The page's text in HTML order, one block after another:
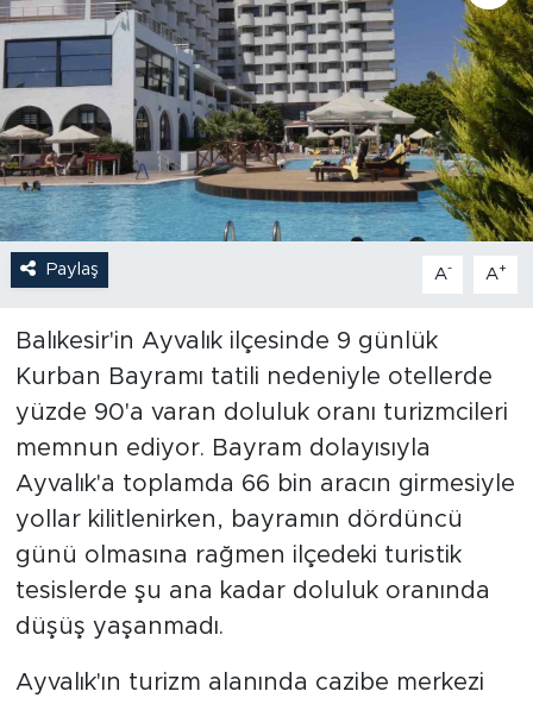
Paylaş A- A+
Balıkesir'in Ayvalık ilçesinde 9 günlük
Kurban Bayramı tatili nedeniyle otellerde
yüzde 90'a varan doluluk oranı turizmcileri
memnun ediyor. Bayram dolayısıyla
Ayvalık'a toplamda 66 bin aracın girmesiyle
yollar kilitlenirken, bayramın dördüncü
günü olmasına rağmen ilçedeki turistik
tesislerde şu ana kadar doluluk oranında
düşüş yaşanmadı.
Ayvalık'ın turizm alanında cazibe merkezi